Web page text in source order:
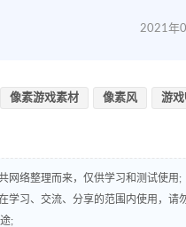
2021年
像素游戏素材 像素风 游戏
网络整理而来，仅供学习和测试使用;
学习、交流、分享的范围内使用，请
;